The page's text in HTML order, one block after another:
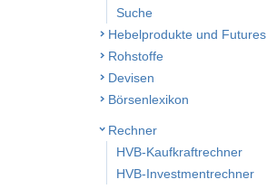
Suche
Hebelprodukte und Futures
Rohstoffe
Devisen
Börsenlexikon
Rechner
HVB-Kaufkraftrechner
HVB-Investmentrechner